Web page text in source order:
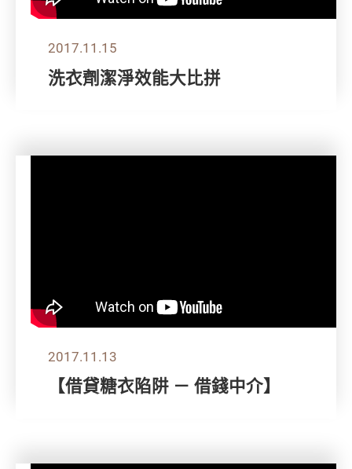
2017.11.15
洗衣劑潔淨效能大比拼
2017.11.13
【借貸糖衣陷阱 － 借錢中介】